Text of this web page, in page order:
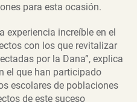
para esta ocasión.
experiencia increíble en el
con los que revitalizar
por la Dana”, explica
el que han participado
escolares de poblaciones
de este suceso